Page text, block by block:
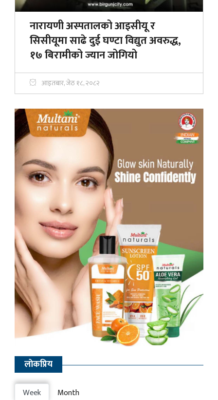
नारायणी अस्पतालको आइसीयू र
सिसीयूमा साढे दुई घण्टा विद्युत अवरुद्ध,
१७ बिरामीको ज्यान जोगियो
आइतबार, जेठ १८, २०८२
लाेकप्रिय
Week Month